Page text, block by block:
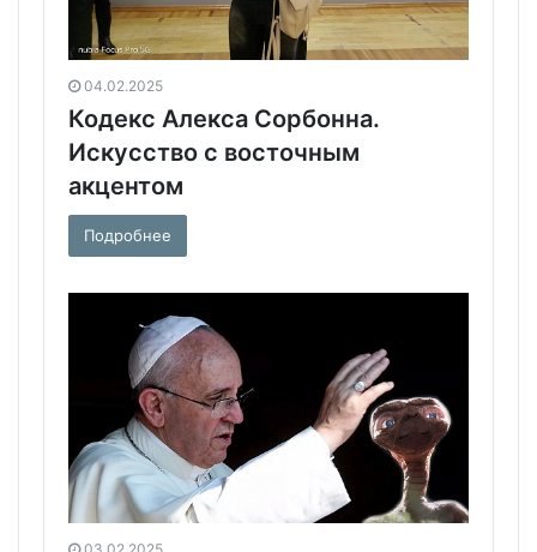
04.02.2025
Кодекс Алекса Сорбонна.
Искусство с восточным
акцентом
Подробнее